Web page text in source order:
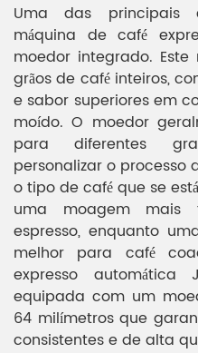
Uma das principais
máquina de café
moedor integrado.
grãos de café inteiros,
e sabor superiores em
moído. O moedor
para diferentes
personalizar o processo
o tipo de café que se
uma moagem
espresso, enquanto
melhor para café
expresso automática
equipada com um
64 milímetros que
consistentes e de alta